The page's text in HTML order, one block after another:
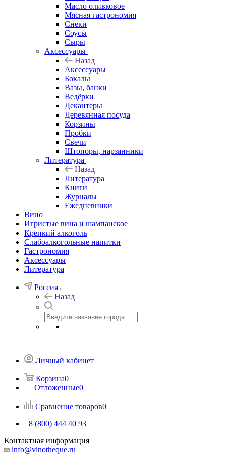
Масло оливковое
Мясная гастрономия
Снеки
Соусы
Сыры
Аксессуары
Назад
Аксессуары
Бокалы
Вазы, банки
Ведёрки
Декантеры
Деревянная посуда
Корзины
Пробки
Свечи
Штопоры, нарзанники
Литература
Назад
Литература
Книги
Журналы
Ежедневники
Вино
Игристые вина и шампанское
Крепкий алкоголь
Слабоалкогольные напитки
Гастрономия
Аксессуары
Литература
Россия
Назад
Личный кабинет
Корзина0
Отложенные0
Сравнение товаров0
8 (800) 444 40 93
Контактная информация
info@vinotheque.ru